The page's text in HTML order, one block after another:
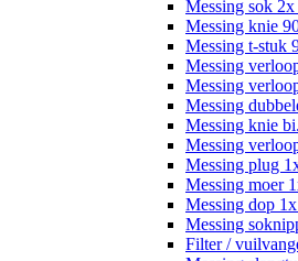
Messing sok 2x
Messing knie
Messing t-stuk
Messing
Messing
Messing
Messing knie
Messing
Messing plug
Messing moer
Messing dop
Messing
Filter /